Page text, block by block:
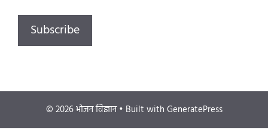
© 2026 भोजन विज्ञान• Built with GeneratePress